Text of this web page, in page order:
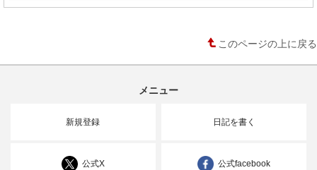
このページの上に戻る
メニュー
新規登録 日記を書く
公式X 公式facebook